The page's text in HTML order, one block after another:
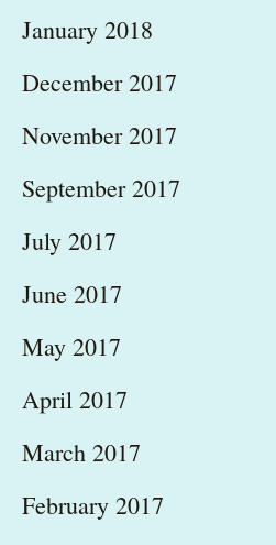
January 2018
December 2017
November 2017
September 2017
July 2017
June 2017
May 2017
April 2017
March 2017
February 2017